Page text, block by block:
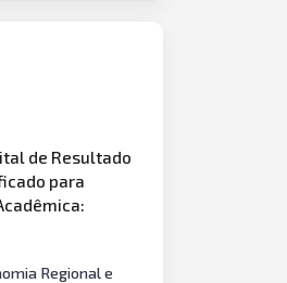
de Resultado
para
Regional e